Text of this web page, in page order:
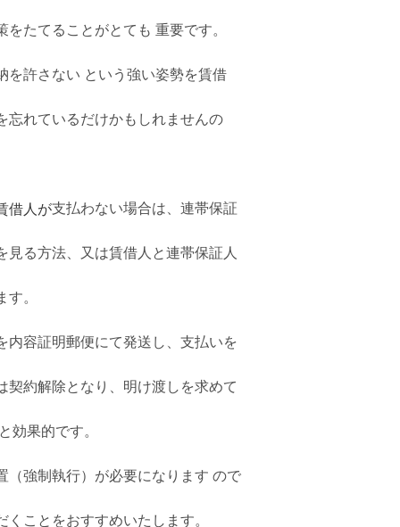
たてることがとても 重要です。
を許さない という強い姿勢を賃借
忘れているだけかもしれませんの
借人が支払わない場合は、連帯保証
る方法、又は賃借人と連帯保証人
。
内容証明郵便にて発送し、支払いを
契約解除となり、明け渡しを求めて
効果的です。
（強制執行）が必要になります ので
くことをおすすめいたします。